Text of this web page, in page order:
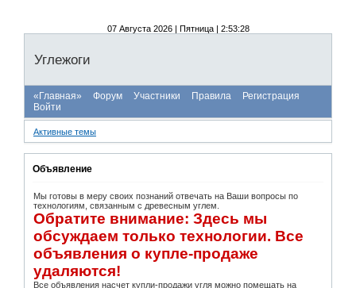
07 Августа 2026 | Пятница | 2:53:29
Углежоги
«Главная» Форум Участники Правила
Регистрация
Войти
Активные темы
Объявление
Мы готовы в меру своих познаний отвечать на Ваши вопросы по
технологиям, связанным с древесным углем.
Обратите внимание: Здесь мы
обсуждаем только технологии. Все
объявления о купле-продаже
удаляются!
Все объявления насчет купли-продажи угля можно помещать на